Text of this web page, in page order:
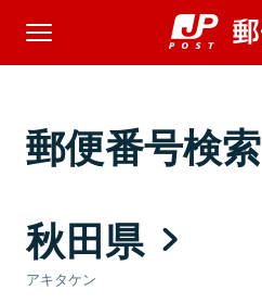
郵便番号検索
秋田県
アキタケン